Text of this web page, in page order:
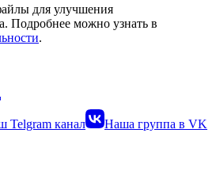
для улучшения
Подробнее можно узнать в
.
Telgram канал
Наша группа в VK